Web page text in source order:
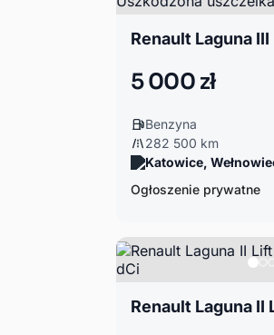
5 000 zł
Benzyna
282 500 km
Katowice,
Ogłoszenie prywatne